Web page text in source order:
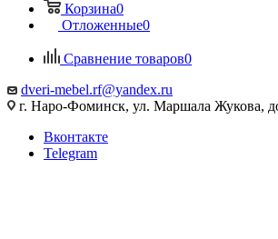
Корзина0
Отложенные0
Сравнение товаров0
dveri-mebel.rf@yandex.ru
г. Наро-Фоминск, ул. Маршала Жукова,
Вконтакте
Telegram